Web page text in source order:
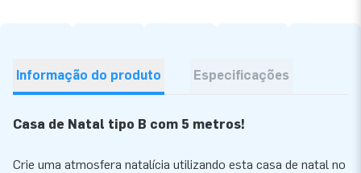
Informação do produto Especificações
Casa de Natal tipo B com 5 metros!
Crie uma atmosfera natalícia utilizando esta casa de natal no